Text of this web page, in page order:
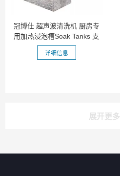
冠博仕 超声波清洗机 厨房专
用加热浸泡槽Soak Tanks 支
持定...
详细信息
展开更多